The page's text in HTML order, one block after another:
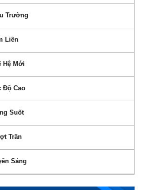
Trường
Liền
Hệ Mới
Độ Cao
Suốt
Trần
Sáng